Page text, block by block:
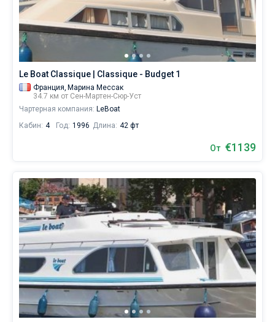
Le Boat Classique | Classique - Budget 1
Франция, Марина Мессак
34.7 км от Сен-Мартен-Сюр-Уст
Чартерная компания: LeBoat
Кабин: 4 Год: 1996 Длина: 42 фт
От €1139